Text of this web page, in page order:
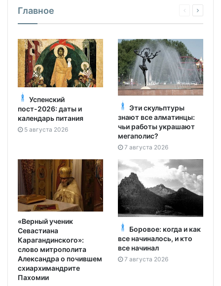
Главное
Успенский
пост-2026: даты и
календарь питания
5 августа 2026
Эти скульптуры
знают все алматинцы:
чьи работы украшают
мегаполис?
7 августа 2026
«Верный ученик
Севастиана
Карагандинского»:
слово митрополита
Александра о почившем
схиархимандрите
Пахомии
Боровое: когда и как
все начиналось, и кто
все начинал
7 августа 2026